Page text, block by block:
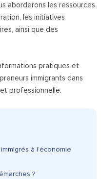
aborderons les ressources
les initiatives
ainsi que des
pratiques et
immigrants dans
professionnelle.
à l’économie
?